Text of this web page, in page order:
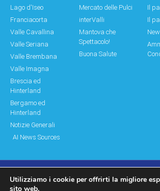
Lago d'Iseo
Franciacorta
Valle Cavallina
Valle Seriana
Valle Brembana
Valle Imagna
Brescia ed
Hinterland
Bergamo ed
Hinterland
Notizie Generali
AI News Sources
Mercato delle Pulci
interValli
Mantova che
Spettacolo!
Buona Salute
Il
Il
© Copyright 2011 – 2026 Montagne &
Utilizziamo i cookie per offrirti la migliore
sito web.